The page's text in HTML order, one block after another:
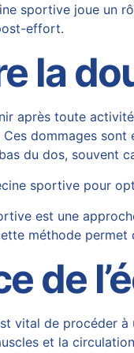
sportive joue un
effort.
la
après toute
dommages
du dos, souvent
sportive pour
est une
méthode
de
vital de procéder à
et la